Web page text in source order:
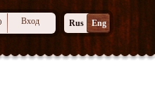
Вход Rus Eng